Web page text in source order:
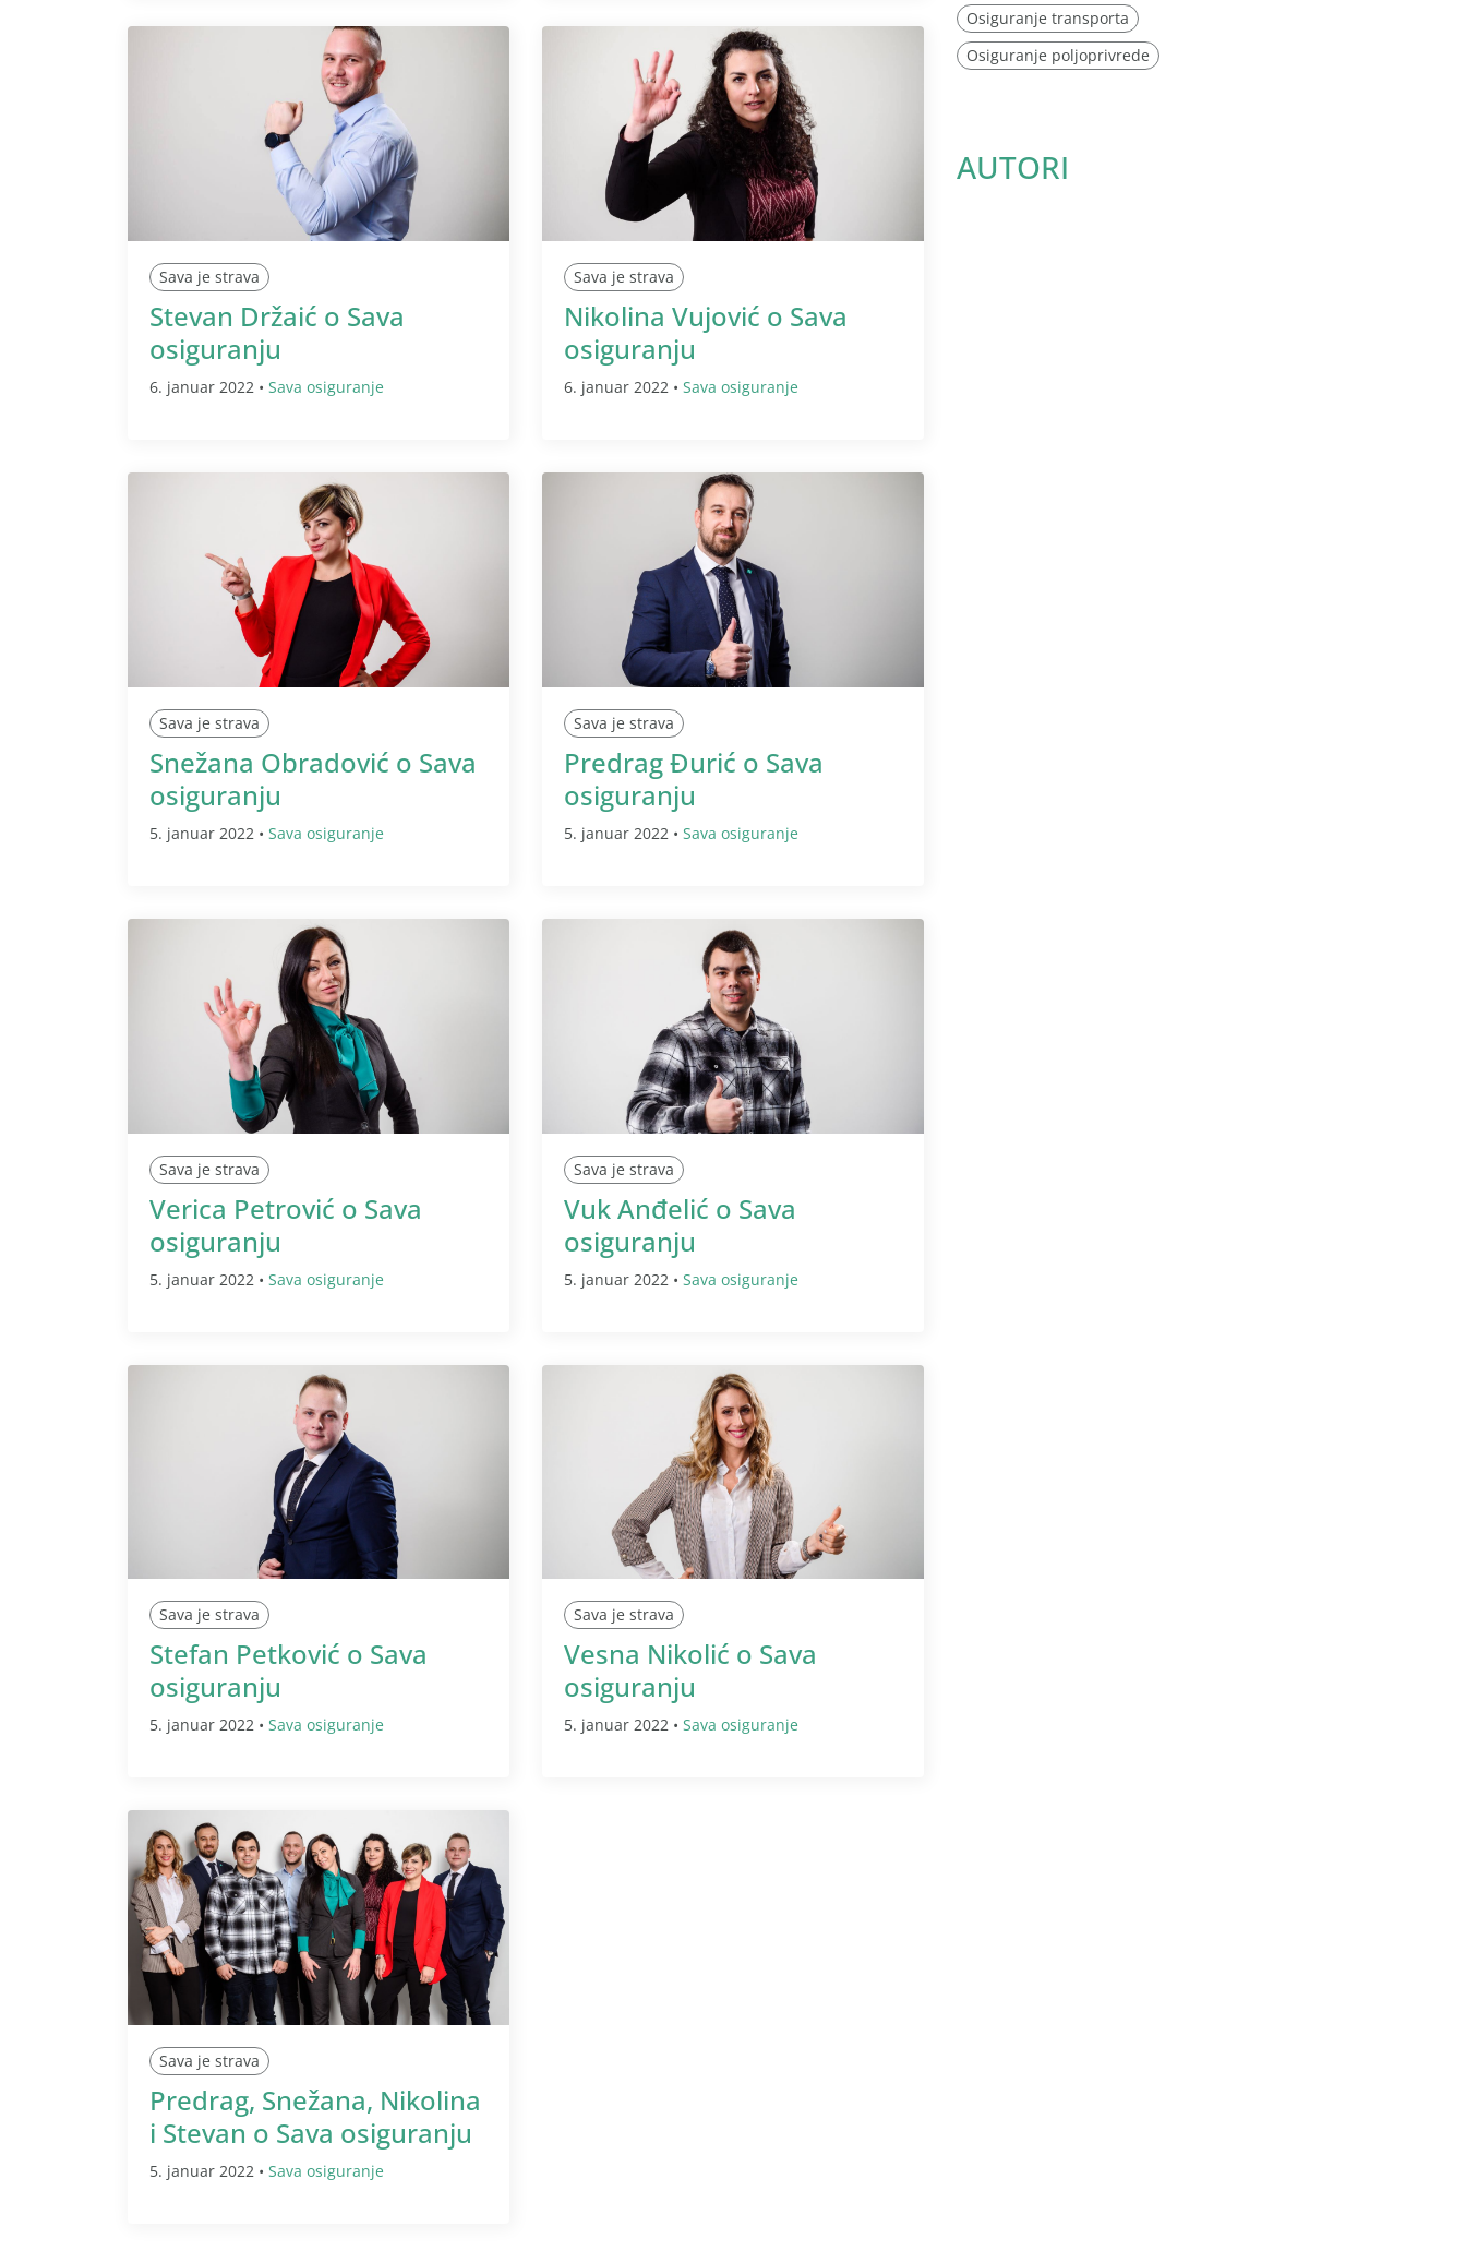
Sava je strava
Stevan Držaić o Sava
osiguranju
6. januar 2022 • Sava osiguranje
Sava je strava
Nikolina Vujović o Sava
osiguranju
6. januar 2022 • Sava osiguranje
Sava je strava
Snežana Obradović o Sava
osiguranju
5. januar 2022 • Sava osiguranje
Sava je strava
Predrag Đurić o Sava
osiguranju
5. januar 2022 • Sava osiguranje
Sava je strava
Verica Petrović o Sava
osiguranju
5. januar 2022 • Sava osiguranje
Sava je strava
Vuk Anđelić o Sava
osiguranju
5. januar 2022 • Sava osiguranje
Sava je strava
Stefan Petković o Sava
osiguranju
5. januar 2022 • Sava osiguranje
Sava je strava
Vesna Nikolić o Sava
osiguranju
5. januar 2022 • Sava osiguranje
Sava je strava
Predrag, Snežana, Nikolina
i Stevan o Sava osiguranju
5. januar 2022 • Sava osiguranje
Osiguranje transporta
Osiguranje poljoprivrede
AUTORI